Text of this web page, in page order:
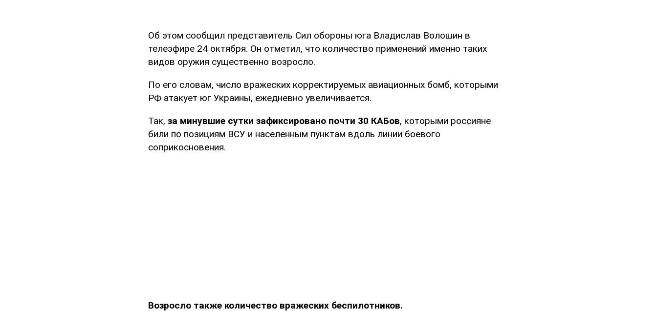
Об этом сообщил представитель Сил обороны юга Владислав Волошин в
телеэфире 24 октября. Он отметил, что количество применений именно таких
видов оружия существенно возросло.
По его словам, число вражеских корректируемых авиационных бомб, которыми
РФ атакует юг Украины, ежедневно увеличивается.
Так, за минувшие сутки зафиксировано почти 30 КАБов, которыми россияне
били по позициям ВСУ и населенным пунктам вдоль линии боевого
соприкосновения.
Возросло также количество вражеских беспилотников.